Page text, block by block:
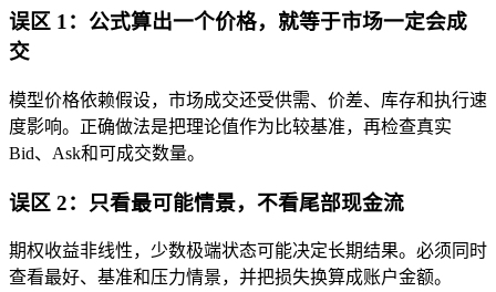
误区 1：公式算出一个价格，就等于市场一定会成
交
模型价格依赖假设，市场成交还受供需、价差、库存和执行速
度影响。正确做法是把理论值作为比较基准，再检查真实
Bid、Ask和可成交数量。
误区 2：只看最可能情景，不看尾部现金流
期权收益非线性，少数极端状态可能决定长期结果。必须同时
查看最好、基准和压力情景，并把损失换算成账户金额。